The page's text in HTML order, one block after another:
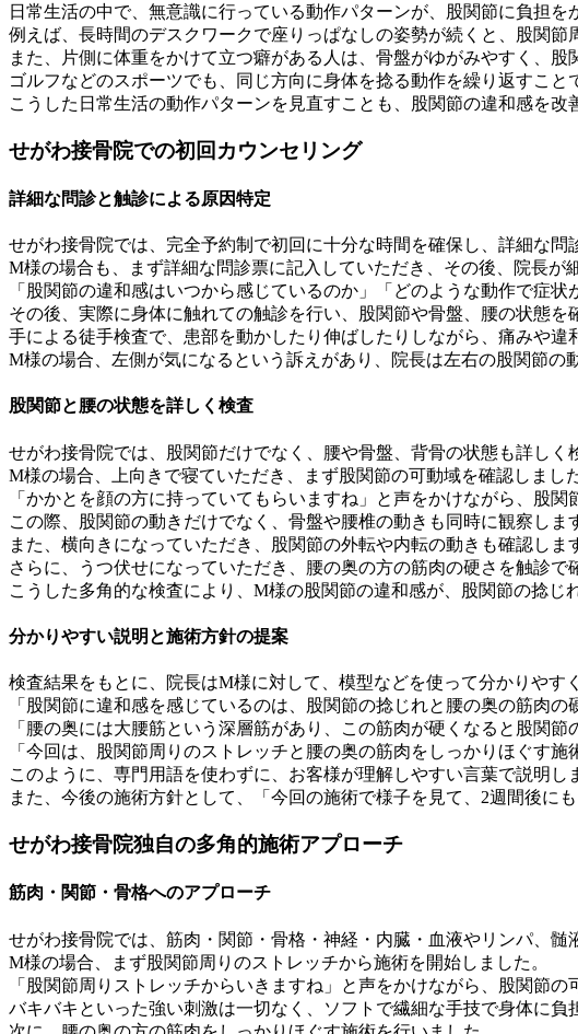
日常生活の中で、無意識に行っている動作パターンが、股関節に負担を
例えば、長時間のデスクワークで座りっぱなしの姿勢が続くと、股関節
また、片側に体重をかけて立つ癖がある人は、骨盤がゆがみやすく、股
ゴルフなどのスポーツでも、同じ方向に身体を捻る動作を繰り返すこと
こうした日常生活の動作パターンを見直すことも、股関節の違和感を改
せがわ接骨院での初回カウンセリング
詳細な問診と触診による原因特定
せがわ接骨院では、完全予約制で初回に十分な時間を確保し、詳細な問
M様の場合も、まず詳細な問診票に記入していただき、その後、院長が
「股関節の違和感はいつから感じているのか」「どのような動作で症
その後、実際に身体に触れての触診を行い、股関節や骨盤、腰の状態を
手による徒手検査で、患部を動かしたり伸ばしたりしながら、痛みや違
M様の場合、左側が気になるという訴えがあり、院長は左右の股関節の
股関節と腰の状態を詳しく検査
せがわ接骨院では、股関節だけでなく、腰や骨盤、背骨の状態も詳しく
M様の場合、上向きで寝ていただき、まず股関節の可動域を確認しました
「かかとを顔の方に持っていてもらいますね」と声をかけながら、股関
この際、股関節の動きだけでなく、骨盤や腰椎の動きも同時に観察しま
また、横向きになっていただき、股関節の外転や内転の動きも確認しま
さらに、うつ伏せになっていただき、腰の奥の方の筋肉の硬さを触診で
こうした多角的な検査により、M様の股関節の違和感が、股関節の捻じ
分かりやすい説明と施術方針の提案
検査結果をもとに、院長はM様に対して、模型などを使って分かりやす
「股関節に違和感を感じているのは、股関節の捻じれと腰の奥の筋肉の
「腰の奥には大腰筋という深層筋があり、この筋肉が硬くなると股関節
「今回は、股関節周りのストレッチと腰の奥の筋肉をしっかりほぐす施
このように、専門用語を使わずに、お客様が理解しやすい言葉で説明し
また、今後の施術方針として、「今回の施術で様子を見て、2週間後に
せがわ接骨院独自の多角的施術アプローチ
筋肉・関節・骨格へのアプローチ
せがわ接骨院では、筋肉・関節・骨格・神経・内臓・血液やリンパ、
M様の場合、まず股関節周りのストレッチから施術を開始しました。
「股関節周りストレッチからいきますね」と声をかけながら、股関節の
バキバキといった強い刺激は一切なく、ソフトで繊細な手技で身体に負